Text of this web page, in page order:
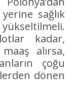
sağlık
kadar,
alırsa,
çoğu
dönen